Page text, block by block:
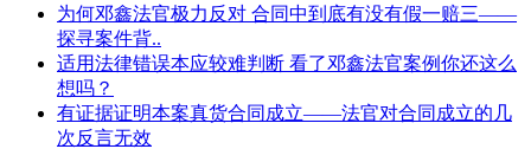
为何邓鑫法官极力反对 合同中到底有没有假一赔三——
探寻案件背..
适用法律错误本应较难判断 看了邓鑫法官案例你还这么
想吗？
有证据证明本案真货合同成立——法官对合同成立的几
次反言无效